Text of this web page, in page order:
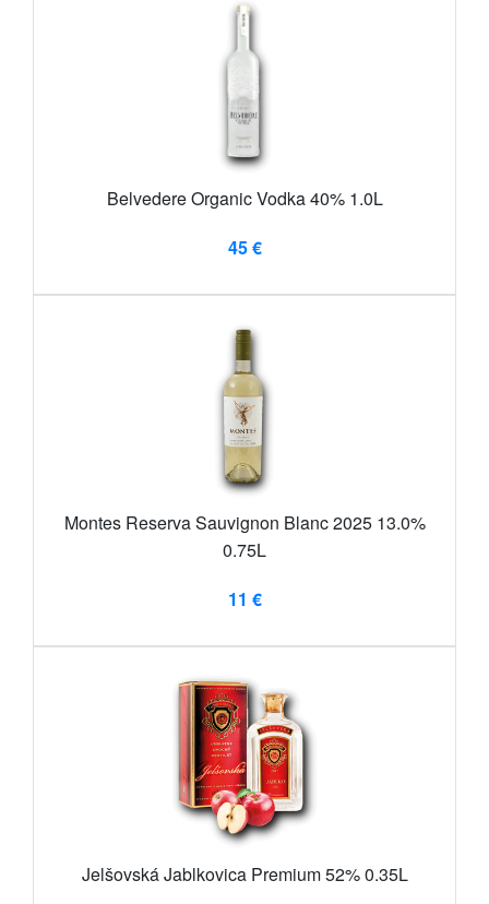
Belvedere Organic Vodka 40% 1.0L
45 €
Montes Reserva Sauvignon Blanc 2025 13.0%
0.75L
11 €
Jelšovská Jablkovica Premium 52% 0.35L